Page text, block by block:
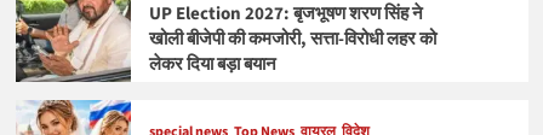
UP Election 2027: बृजभूषण शरण सिंह ने
खोली बीजेपी की कमजोरी, सत्ता-विरोधी लहर को
लेकर दिया बड़ा बयान